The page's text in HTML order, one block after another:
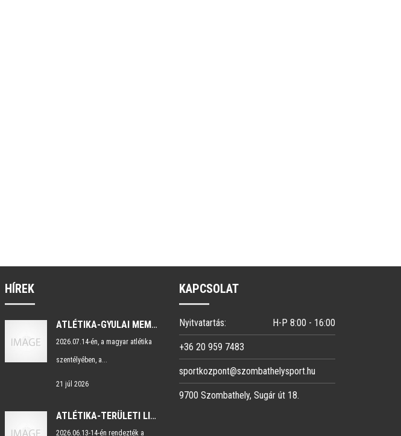
HÍREK
ATLÉTIKA-GYULAI MEMORIAL
2026.07.14-én, a magyar atlétika
szentélyében, a...
21 júl 2026
ATLÉTIKA-TERÜLETI LIGA
2026.06.13-14-én rendezték a
KAPCSOLAT
Nyitvatartás: H-P 8:00 - 16:00
+36 20 959 7483
sportkozpont@szombathelysport.hu
9700 Szombathely, Sugár út 18.